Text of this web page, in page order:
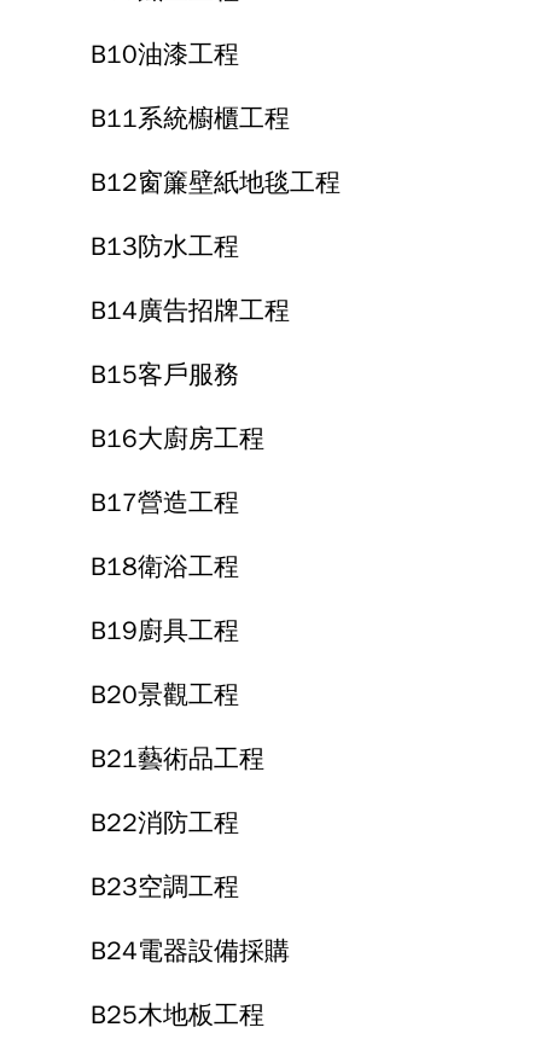
B10油漆工程
B11系統櫥櫃工程
B12窗簾壁紙地毯工程
B13防水工程
B14廣告招牌工程
B15客戶服務
B16大廚房工程
B17營造工程
B18衛浴工程
B19廚具工程
B20景觀工程
B21藝術品工程
B22消防工程
B23空調工程
B24電器設備採購
B25木地板工程